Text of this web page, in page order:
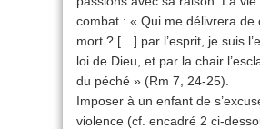
combat : « Qui me délivrera de
mort ? […] par l’esprit, je suis
loi de Dieu, et par la chair
du péché » (Rm 7, 24-25).
Imposer à un enfant de
violence (cf. encadré 2 ci-